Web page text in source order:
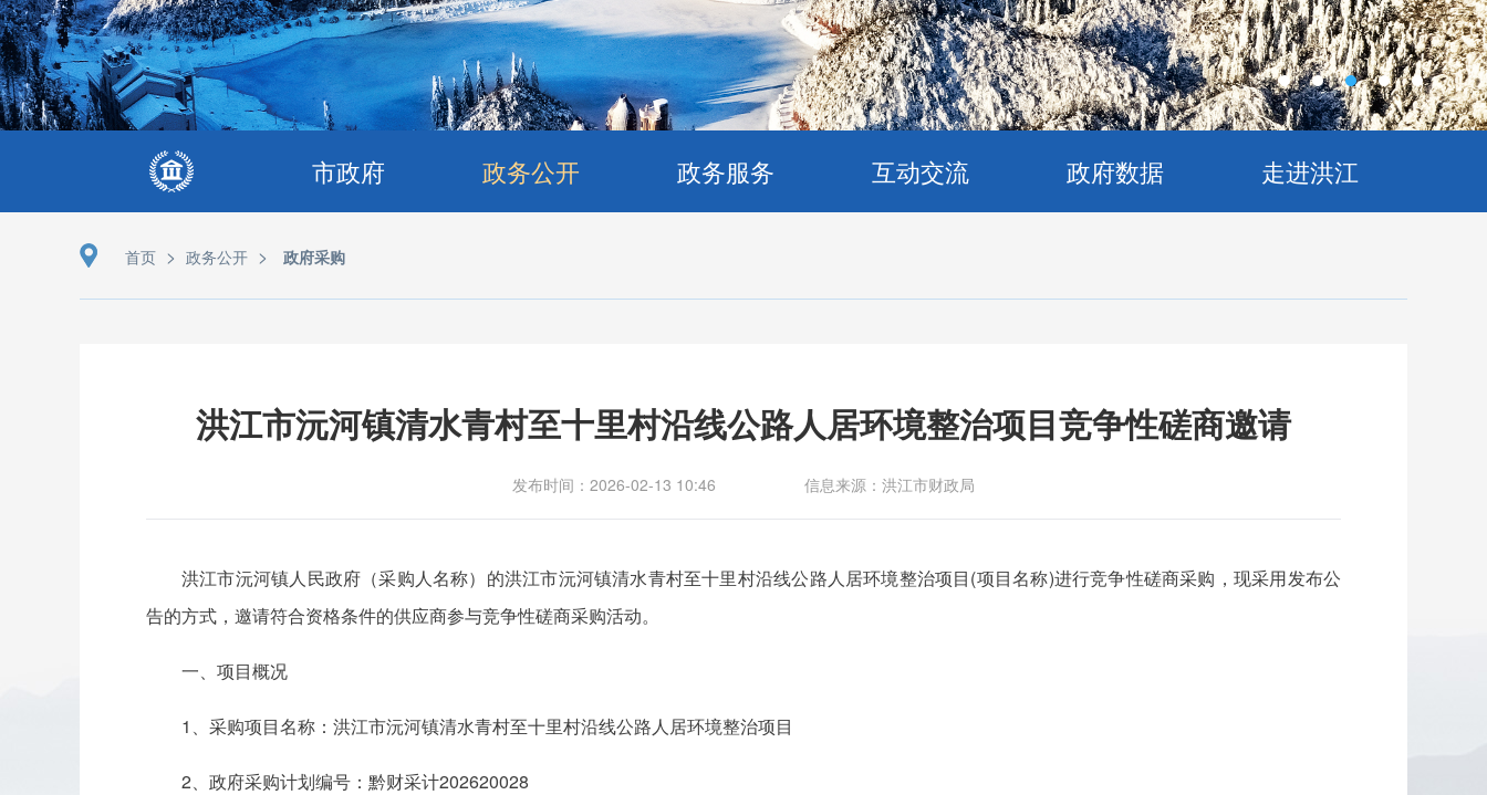
市政府 政务公开 政务服务 互动交流 政府数据 走进洪江
首页 > 政务公开 > 政府采购
洪江市沅河镇清水青村至十里村沿线公路人居环境整治项目竞争性磋商邀请
发布时间：2026-02-13 10:46 信息来源：洪江市财政局
洪江市沅河镇人民政府（采购人名称）的洪江市沅河镇清水青村至十里村沿线公路人居环境整治项目(项目名称)进行竞争性磋商采购，现采用发布公
告的方式，邀请符合资格条件的供应商参与竞争性磋商采购活动。
一、项目概况
1、采购项目名称：洪江市沅河镇清水青村至十里村沿线公路人居环境整治项目
2、政府采购计划编号：黔财采计202620028